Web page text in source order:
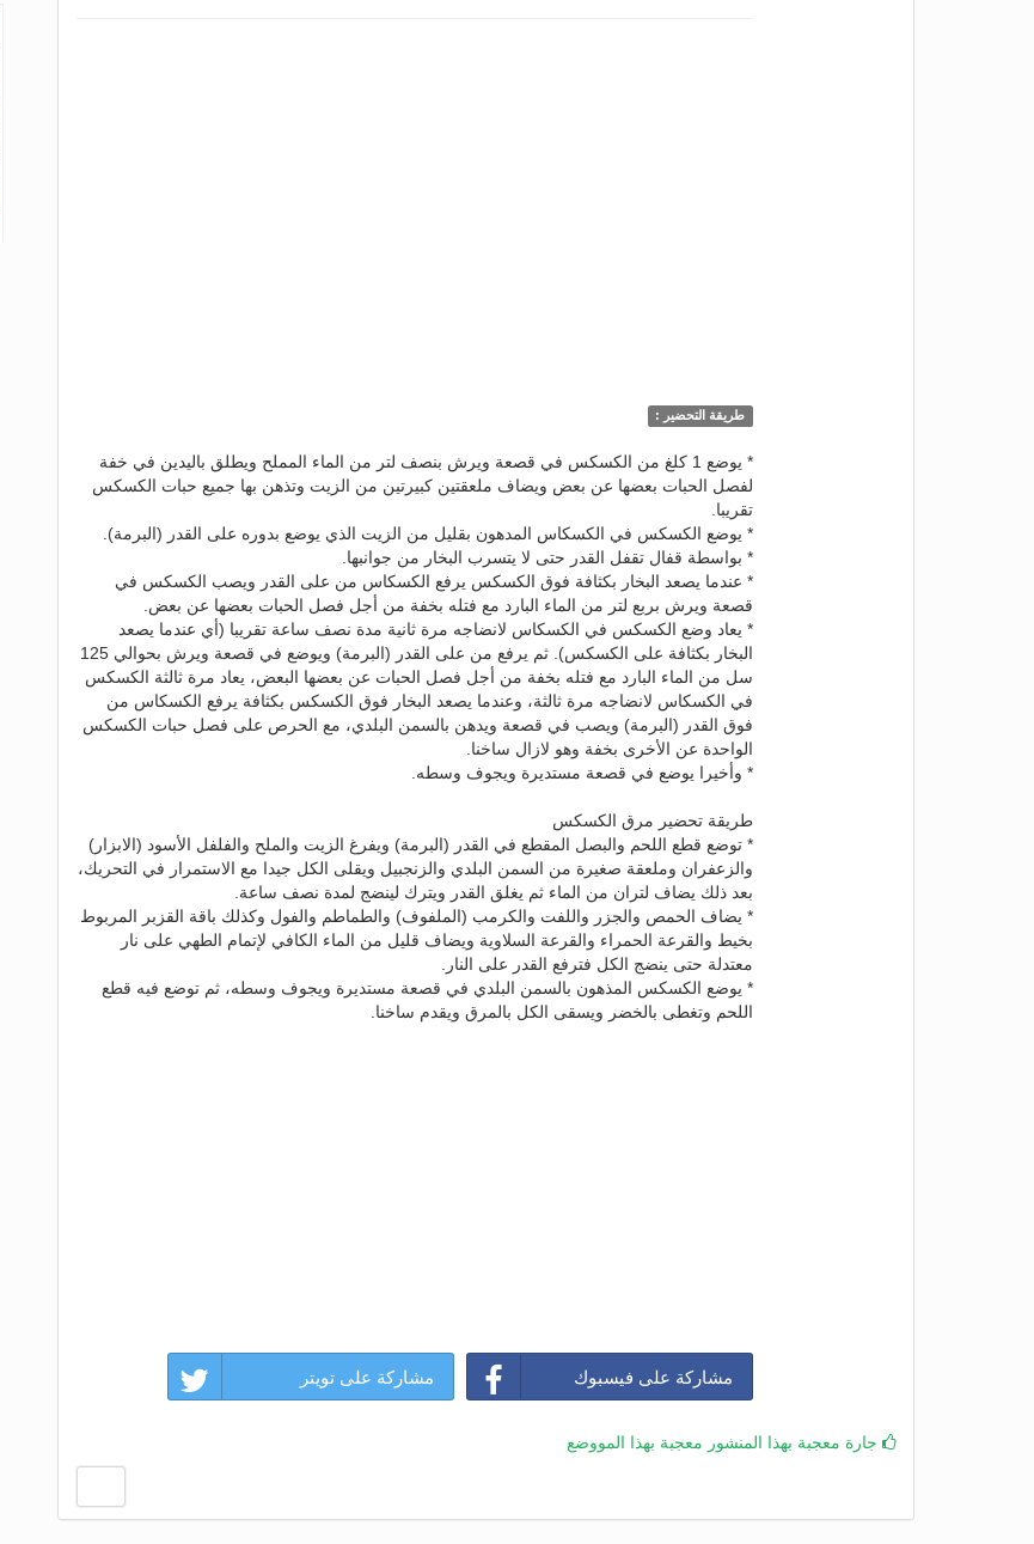
طريقة التحضير :
* يوضع 1 كلغ من الكسكس في قصعة ويرش بنصف لتر من الماء المملح ويطلق باليدين في خفة
لفصل الحبات بعضها عن بعض ويضاف ملعقتين كبيرتين من الزيت وتذهن بها جميع حبات الكسكس
تقريبا.
* يوضع الكسكس في الكسكاس المدهون بقليل من الزيت الذي يوضع بدوره على القدر (البرمة).
* بواسطة قفال تقفل القدر حتى لا يتسرب البخار من جوانبها.
* عندما يصعد البخار بكثافة فوق الكسكس يرفع الكسكاس من على القدر ويصب الكسكس في
قصعة ويرش بربع لتر من الماء البارد مع فتله بخفة من أجل فصل الحبات بعضها عن بعض.
* يعاد وضع الكسكس في الكسكاس لانضاجه مرة ثانية مدة نصف ساعة تقريبا (أي عندما يصعد
البخار بكثافة على الكسكس). ثم يرفع من على القدر (البرمة) ويوضع في قصعة ويرش بحوالي 125
سل من الماء البارد مع فتله بخفة من أجل فصل الحبات عن بعضها البعض، يعاد مرة ثالثة الكسكس
في الكسكاس لانضاجه مرة ثالثة، وعندما يصعد البخار فوق الكسكس بكثافة يرفع الكسكاس من
فوق القدر (البرمة) ويصب في قصعة ويدهن بالسمن البلدي، مع الحرص على فصل حبات الكسكس
الواحدة عن الأخرى بخفة وهو لازال ساخنا.
* وأخيرا يوضع في قصعة مستديرة ويجوف وسطه.
طريقة تحضير مرق الكسكس
* توضع قطع اللحم والبصل المقطع في القدر (البرمة) ويفرغ الزيت والملح والفلفل الأسود (الابزار)
والزعفران وملعقة صغيرة من السمن البلدي والزنجبيل ويقلى الكل جيدا مع الاستمرار في التحريك،
بعد ذلك يضاف لتران من الماء ثم يغلق القدر ويترك لينضج لمدة نصف ساعة.
* يضاف الحمص والجزر واللفت والكرمب (الملفوف) والطماطم والفول وكذلك باقة القزبر المربوط
بخيط والقرعة الحمراء والقرعة السلاوية ويضاف قليل من الماء الكافي لإتمام الطهي على نار
معتدلة حتى ينضج الكل فترفع القدر على النار.
* يوضع الكسكس المذهون بالسمن البلدي في قصعة مستديرة ويجوف وسطه، ثم توضع فيه قطع
اللحم وتغطى بالخضر ويسقى الكل بالمرق ويقدم ساخنا.
مشاركة على فيسبوك مشاركة على تويتر
جارة معجبة بهذا المنشور معجبة بهذا المووضع